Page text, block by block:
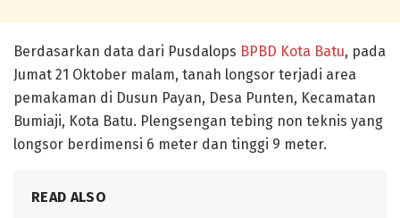
Berdasarkan data dari Pusdalops BPBD Kota Batu, pada
Jumat 21 Oktober malam, tanah longsor terjadi area
pemakaman di Dusun Payan, Desa Punten, Kecamatan
Bumiaji, Kota Batu. Plengsengan tebing non teknis yang
longsor berdimensi 6 meter dan tinggi 9 meter.
READ ALSO